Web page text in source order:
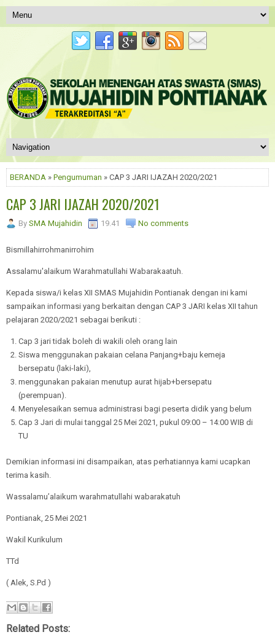
BERANDA » Pengumuman » CAP 3 JARI IJAZAH 2020/2021
CAP 3 JARI IJAZAH 2020/2021
By SMA Mujahidin 19.41 No comments
Bismillahirrohmanirrohim
Assalamu'alaikum Warahmatullahi Wabarakaatuh.
Kepada siswa/i kelas XII SMAS Mujahidin Pontianak dengan ini kami
sampaikan informasi yang berkaitan dengan CAP 3 JARI kelas XII tahun
pelajaran 2020/2021 sebagai berikuti :
Cap 3 jari tidak boleh di wakili oleh orang lain
Siswa menggunakan pakaian celana Panjang+baju kemeja
bersepatu (laki-laki),
menggunakan pakaian menutup aurat hijab+bersepatu
(perempuan).
Menyelesaikan semua administrasi bagi peserta didik yang belum
Cap 3 Jari di mulai tanggal 25 Mei 2021, pukul 09:00 – 14:00 WIB di
TU
Demikian informasi ini disampaikan, atas perhatiannya kami ucapkan
terima kasih.
Wassalamu’alaikum warahmatullahi wabarakatuh
Pontianak, 25 Mei 2021
Wakil Kurikulum
TTd
( Alek, S.Pd )
Related Posts: